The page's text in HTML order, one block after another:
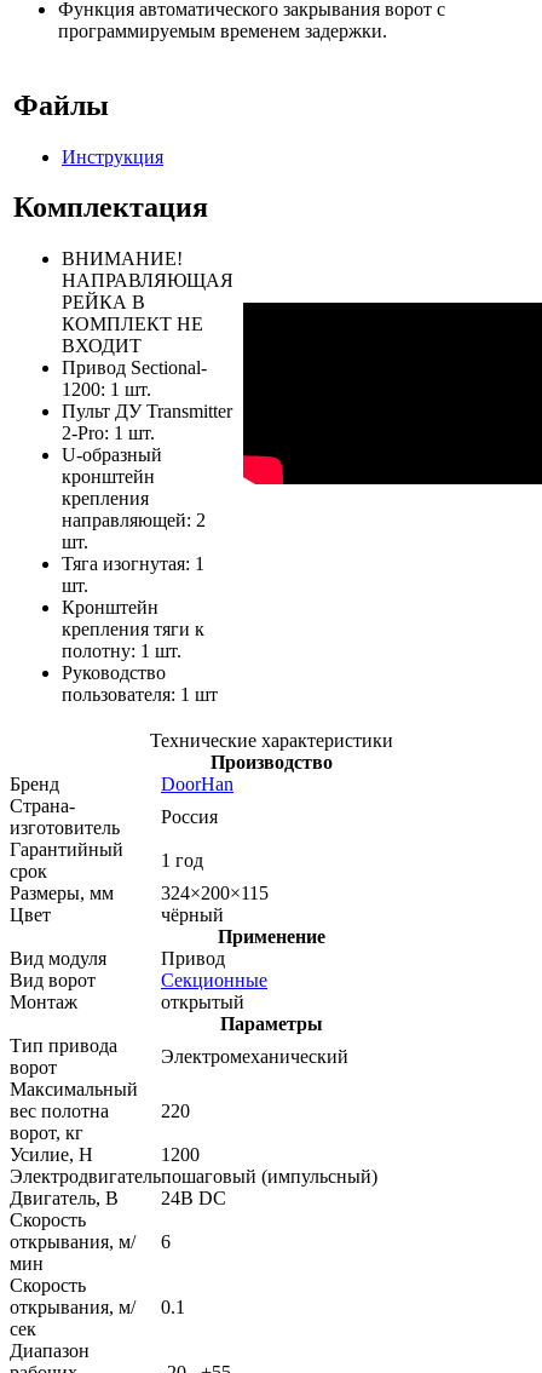
Функция автоматического закрывания ворот с
программируемым временем задержки.
Файлы
Инструкция
Комплектация
ВНИМАНИЕ!
НАПРАВЛЯЮЩАЯ
РЕЙКА В
КОМПЛЕКТ НЕ
ВХОДИТ
Привод Sectional-
1200: 1 шт.
Пульт ДУ Transmitter
2-Pro: 1 шт.
U-образный
кронштейн
крепления
направляющей: 2
шт.
Тягa изогнутaя: 1
шт.
Кронштейн
крепления тяги к
полотну: 1 шт.
Руководство
пользователя: 1 шт
Технические характеристики
Производство
Бренд
DoorHan
Страна-
изготовитель
Россия
Гарантийный
срок
1 год
Размеры, мм
324×200×115
Цвет
чёрный
Применение
Вид модуля
Привод
Вид ворот
Секционные
Монтаж
открытый
Параметры
Тип привода
ворот
Электромеханический
Максимальный
вес полотна
ворот, кг
220
Усилие, Н
1200
Электродвигательпошаговый (импульсный)
Двигатель, В
24В DC
Скорость
открывания, м/
мин
6
Скорость
открывания, м/
сек
0.1
Диапазон